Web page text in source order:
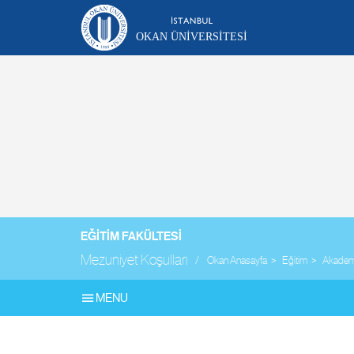
OKAN ÜNIVERSITESI
EĞITIM FAKÜLTESI
Mezuniyet Koşulları Okan Anasayfa Eğitim
MENU